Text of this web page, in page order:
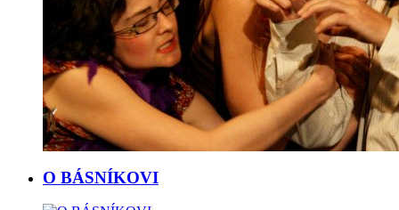
O BÁSNÍKOVI